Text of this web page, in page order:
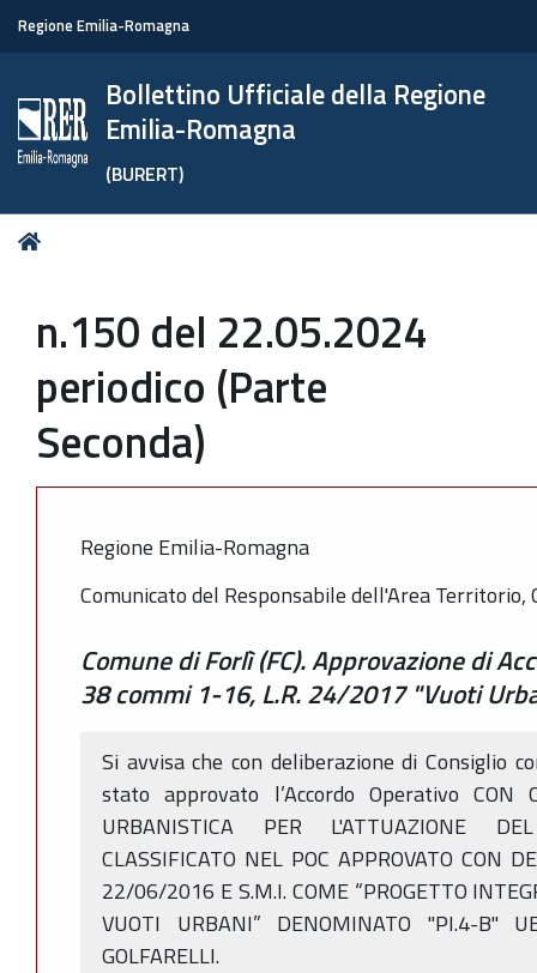
Regione Emilia-Romagna
Bollettino Ufficiale della Regione
Emilia-Romagna
(BURERT)
Tu
n.150 del 22.05.2024
periodico (Parte
Seconda)
Regione Emilia-Romagna
Comunicato del Responsabile dell'Area Territorio,
Comune di Forlì (FC). Approvazione di
38 commi 1-16, L.R. 24/2017 "Vuoti
Si avvisa che con deliberazione di Consiglio
stato approvato l’Accordo Operativo CON
URBANISTICA PER L'ATTUAZIONE
CLASSIFICATO NEL POC APPROVATO CON
22/06/2016 E S.M.I. COME “PROGETTO
VUOTI URBANI” DENOMINATO "PI.4-B"
GOLFARELLI.